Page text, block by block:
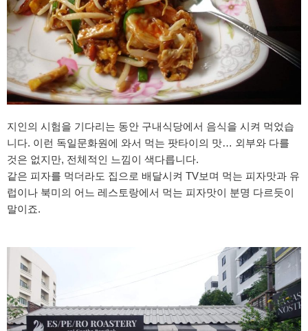
지인의 시험을 기다리는 동안 구내식당에서 음식을 시켜 먹었습
니다. 이런 독일문화원에 와서 먹는 팟타이의 맛… 외부와 다를
것은 없지만, 전체적인 느낌이 색다릅니다.
같은 피자를 먹더라도 집으로 배달시켜 TV보며 먹는 피자맛과 유
럽이나 북미의 어느 레스토랑에서 먹는 피자맛이 분명 다르듯이
말이죠.